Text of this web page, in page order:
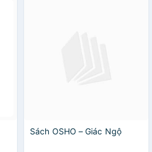
Sách OSHO – Giác Ngộ